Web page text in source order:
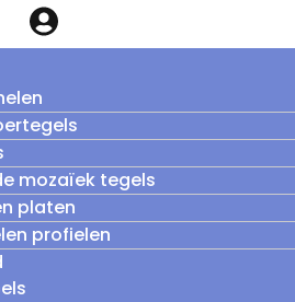
mozaïek tegels
platen
profielen